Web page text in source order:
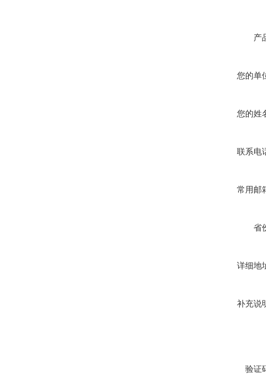
产
您的单
您的姓
联系电
常用邮
省
详细地
补充说
验证